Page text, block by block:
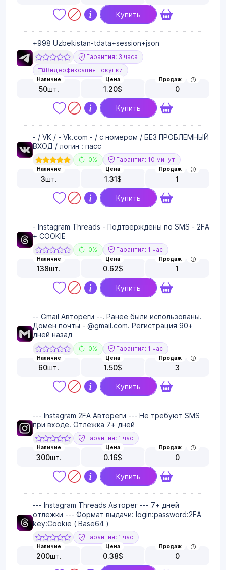
Купить
+998 Uzbekistan-tdata+session+json
Гарантия: 3 часа
Видеофиксация покупки
Наличие
50шт.
Цена
1.20$
Продаж
0
Купить
- / VK / - Vk.com - / с номером / БЕЗ ПРОБЛЕМНЫЙ
ВХОД / логин : пасс
0% Гарантия: 10 минут
Наличие
3шт.
Цена
1.31$
Продаж
1
Купить
- Instagram Threads - Подтверждены по SMS - 2FA
+ COOKIE
0% Гарантия: 1 час
Наличие
138шт.
Цена
0.62$
Продаж
1
Купить
-- Gmail Автореги --. Ранее были использованы.
Домен почты - @gmail.com. Регистрация 90+
дней назад
0% Гарантия: 1 час
Наличие
60шт.
Цена
1.50$
Продаж
3
Купить
--- Instagram 2FA Автореги --- Не требуют SMS
при входе. Отлёжка 7+ дней
Гарантия: 1 час
Наличие
300шт.
Цена
0.16$
Продаж
0
Купить
--- Instagram Threads Авторег --- 7+ дней
отлежки --- Формат выдачи: login:password:2FA
key:Cookie ( Base64 )
Гарантия: 1 час
Наличие
200шт.
Цена
0.38$
Продаж
0